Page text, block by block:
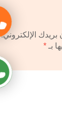
الإلكتروني.
بـ*